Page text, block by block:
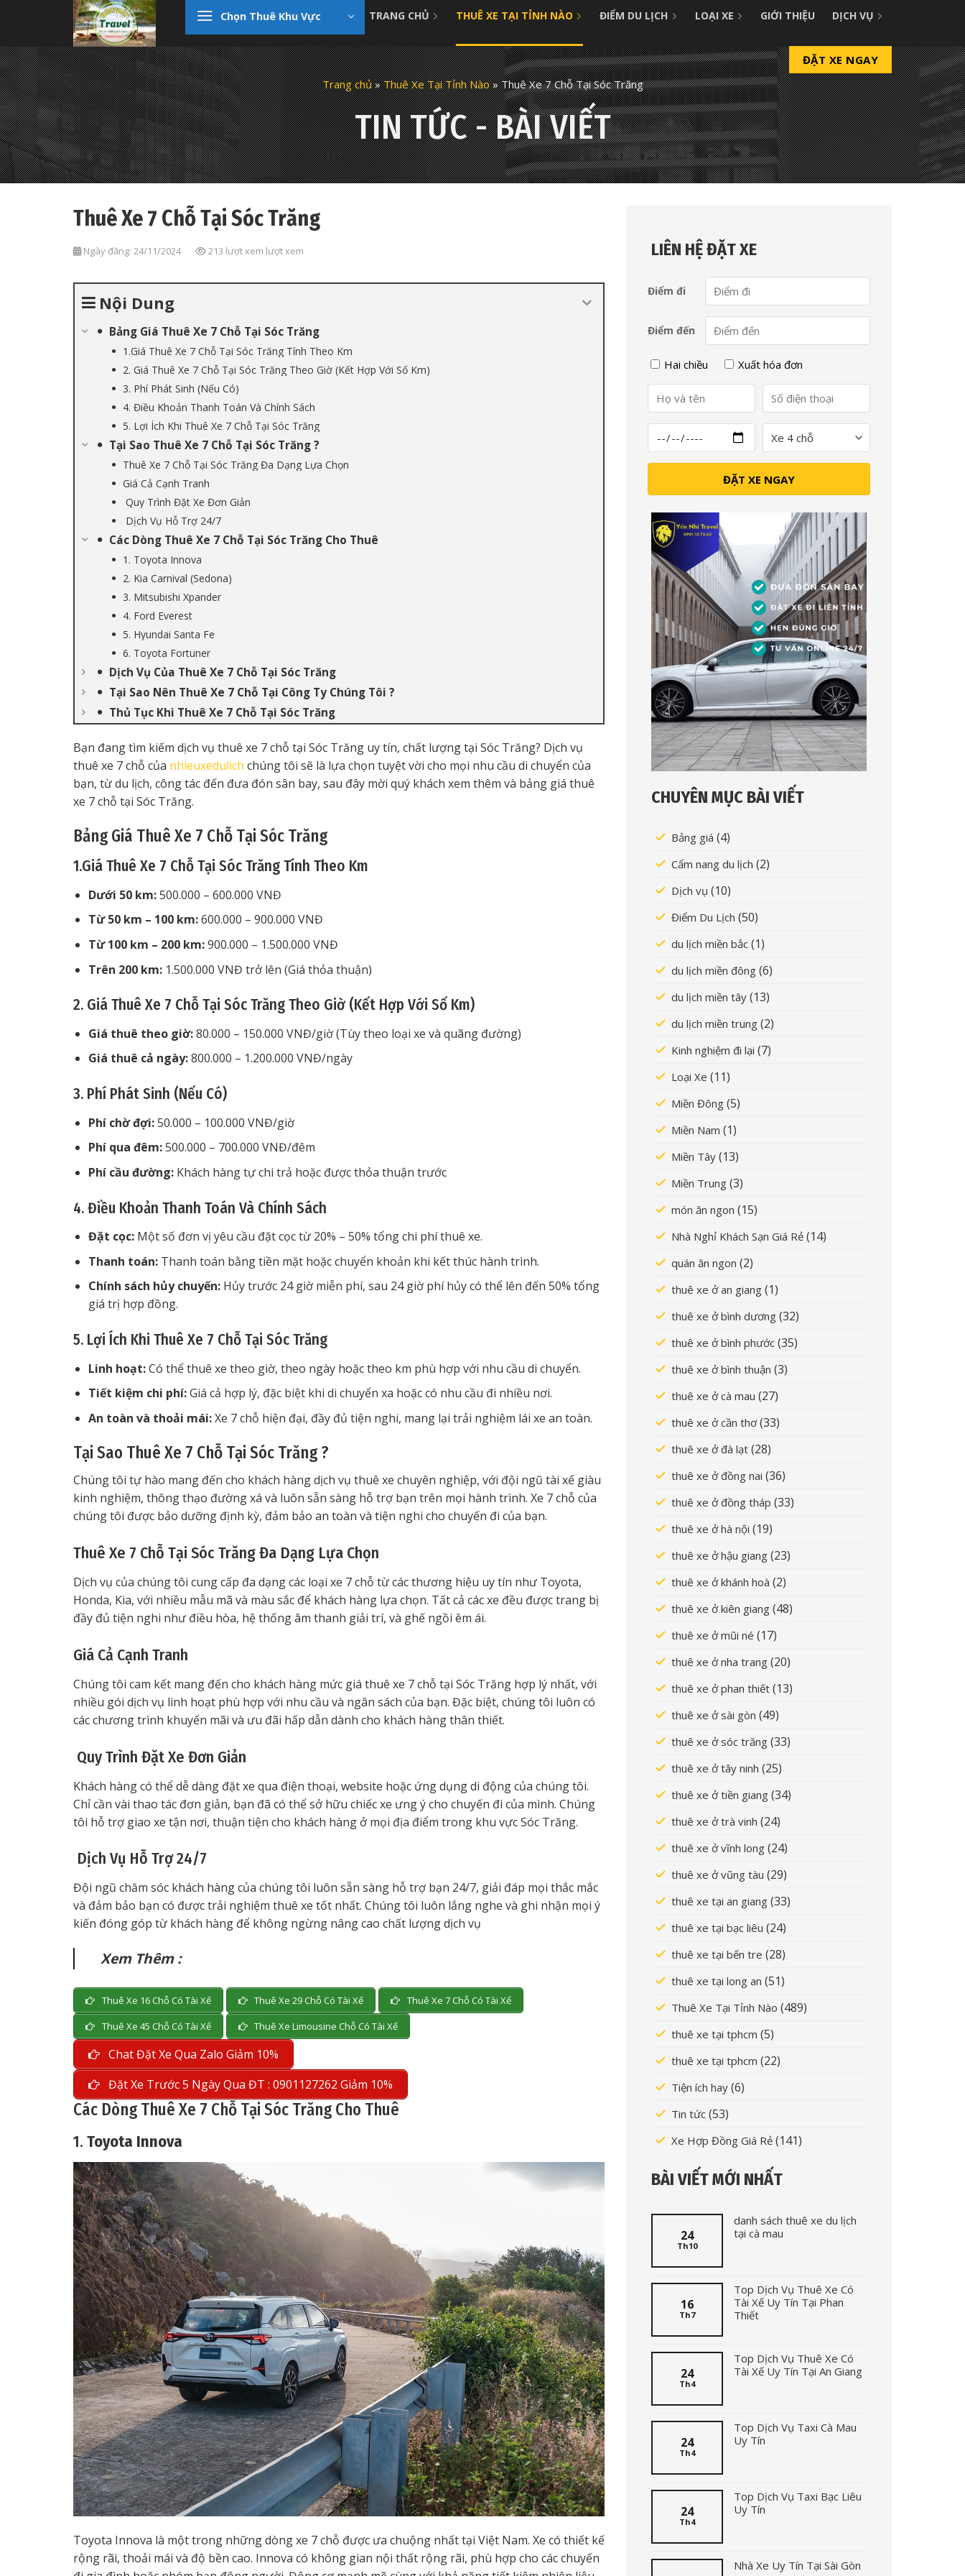
content
Chọn Thuê Khu Vực TRANG CHỦ THUÊ XE TẠI TỈNH NÀO ĐIỂM DU LỊCH LOẠI XE GIỚI THIỆU DỊCH VỤ
ĐẶT XE NGAY
Trang chủ»Thuê Xe Tại Tỉnh Nào»Thuê Xe 7 Chỗ Tại Sóc Trăng
TIN TỨC - BÀI VIẾT
Thuê Xe 7 Chỗ Tại Sóc Trăng
Ngày đăng: 24/11/2024 213 lượt xem lượt xem
Nội Dung
Bảng Giá Thuê Xe 7 Chỗ Tại Sóc Trăng
1.Giá Thuê Xe 7 Chỗ Tại Sóc Trăng Tính Theo Km
2. Giá Thuê Xe 7 Chỗ Tại Sóc Trăng Theo Giờ (Kết Hợp Với Số Km)
3. Phí Phát Sinh (Nếu Có)
4. Điều Khoản Thanh Toán Và Chính Sách
5. Lợi Ích Khi Thuê Xe 7 Chỗ Tại Sóc Trăng
Tại Sao Thuê Xe 7 Chỗ Tại Sóc Trăng ?
Thuê Xe 7 Chỗ Tại Sóc Trăng Đa Dạng Lựa Chọn
Giá Cả Cạnh Tranh
Quy Trình Đặt Xe Đơn Giản
Dịch Vụ Hỗ Trợ 24/7
Các Dòng Thuê Xe 7 Chỗ Tại Sóc Trăng Cho Thuê
1. Toyota Innova
2. Kia Carnival (Sedona)
3. Mitsubishi Xpander
4. Ford Everest
5. Hyundai Santa Fe
6. Toyota Fortuner
Dịch Vụ Của Thuê Xe 7 Chỗ Tại Sóc Trăng
Tại Sao Nên Thuê Xe 7 Chỗ Tại Công Ty Chúng Tôi ?
Thủ Tục Khi Thuê Xe 7 Chỗ Tại Sóc Trăng
Bạn đang tìm kiếm dịch vụ thuê xe 7 chỗ tại Sóc Trăng uy tín, chất lượng tại Sóc Trăng? Dịch vụ
thuê xe 7 chỗ của nhieuxedulich chúng tôi sẽ là lựa chọn tuyệt vời cho mọi nhu cầu di chuyển của
bạn, từ du lịch, công tác đến đưa đón sân bay, sau đây mời quý khách xem thêm và bảng giá thuê
xe 7 chỗ tại Sóc Trăng.
Bảng Giá Thuê Xe 7 Chỗ Tại Sóc Trăng
1.Giá Thuê Xe 7 Chỗ Tại Sóc Trăng Tính Theo Km
Dưới 50 km:500.000 – 600.000 VNĐ
Từ 50 km – 100 km:600.000 – 900.000 VNĐ
Từ 100 km – 200 km:900.000 – 1.500.000 VNĐ
Trên 200 km:1.500.000 VNĐ trở lên (Giá thỏa thuận)
2. Giá Thuê Xe 7 Chỗ Tại Sóc Trăng Theo Giờ (Kết Hợp Với Số Km)
Giá thuê theo giờ:80.000 – 150.000 VNĐ/giờ (Tùy theo loại xe và quãng đường)
Giá thuê cả ngày:800.000 – 1.200.000 VNĐ/ngày
3. Phí Phát Sinh (Nếu Có)
Phí chờ đợi:50.000 – 100.000 VNĐ/giờ
Phí qua đêm:500.000 – 700.000 VNĐ/đêm
Phí cầu đường:Khách hàng tự chi trả hoặc được thỏa thuận trước
4. Điều Khoản Thanh Toán Và Chính Sách
Đặt cọc:Một số đơn vị yêu cầu đặt cọc từ 20% – 50% tổng chi phí thuê xe.
Thanh toán:Thanh toán bằng tiền mặt hoặc chuyển khoản khi kết thúc hành trình.
Chính sách hủy chuyến:Hủy trước 24 giờ miễn phí, sau 24 giờ phí hủy có thể lên đến 50% tổng
giá trị hợp đồng.
5. Lợi Ích Khi Thuê Xe 7 Chỗ Tại Sóc Trăng
Linh hoạt:Có thể thuê xe theo giờ, theo ngày hoặc theo km phù hợp với nhu cầu di chuyển.
Tiết kiệm chi phí:Giá cả hợp lý, đặc biệt khi di chuyển xa hoặc có nhu cầu đi nhiều nơi.
An toàn và thoải mái:Xe 7 chỗ hiện đại, đầy đủ tiện nghi, mang lại trải nghiệm lái xe an toàn.
Tại Sao Thuê Xe 7 Chỗ Tại Sóc Trăng ?
Chúng tôi tự hào mang đến cho khách hàng dịch vụ thuê xe chuyên nghiệp, với đội ngũ tài xế giàu
kinh nghiệm, thông thạo đường xá và luôn sẵn sàng hỗ trợ bạn trên mọi hành trình. Xe 7 chỗ của
chúng tôi được bảo dưỡng định kỳ, đảm bảo an toàn và tiện nghi cho chuyến đi của bạn.
Thuê Xe 7 Chỗ Tại Sóc Trăng Đa Dạng Lựa Chọn
Dịch vụ của chúng tôi cung cấp đa dạng các loại xe 7 chỗ từ các thương hiệu uy tín như Toyota,
Honda, Kia, với nhiều mẫu mã và màu sắc để khách hàng lựa chọn. Tất cả các xe đều được trang bị
đầy đủ tiện nghi như điều hòa, hệ thống âm thanh giải trí, và ghế ngồi êm ái.
Giá Cả Cạnh Tranh
Chúng tôi cam kết mang đến cho khách hàng mức giá thuê xe 7 chỗ tại Sóc Trăng hợp lý nhất, với
nhiều gói dịch vụ linh hoạt phù hợp với nhu cầu và ngân sách của bạn. Đặc biệt, chúng tôi luôn có
các chương trình khuyến mãi và ưu đãi hấp dẫn dành cho khách hàng thân thiết.
Quy Trình Đặt Xe Đơn Giản
Khách hàng có thể dễ dàng đặt xe qua điện thoại, website hoặc ứng dụng di động của chúng tôi.
Chỉ cần vài thao tác đơn giản, bạn đã có thể sở hữu chiếc xe ưng ý cho chuyến đi của mình. Chúng
tôi hỗ trợ giao xe tận nơi, thuận tiện cho khách hàng ở mọi địa điểm trong khu vực Sóc Trăng.
Dịch Vụ Hỗ Trợ 24/7
Đội ngũ chăm sóc khách hàng của chúng tôi luôn sẵn sàng hỗ trợ bạn 24/7, giải đáp mọi thắc mắc
và đảm bảo bạn có được trải nghiệm thuê xe tốt nhất. Chúng tôi luôn lắng nghe và ghi nhận mọi ý
kiến đóng góp từ khách hàng để không ngừng nâng cao chất lượng dịch vụ
Xem Thêm :
Thuê Xe 16 Chỗ Có Tài Xế Thuê Xe 29 Chỗ Có Tài Xế
Thuê Xe 7 Chỗ Có Tài Xế
Thuê Xe 45 Chỗ Có Tài Xế
Thuê Xe Limousine Chỗ Có Tài Xế
Chat Đặt Xe Qua Zalo Giảm 10%
Đặt Xe Trước 5 Ngày Qua ĐT : 0901127262 Giảm 10%
Các Dòng Thuê Xe 7 Chỗ Tại Sóc Trăng Cho Thuê
1. Toyota Innova
Toyota Innova là một trong những dòng xe 7 chỗ được ưa chuộng nhất tại Việt Nam. Xe có thiết kế
rộng rãi, thoải mái và độ bền cao. Innova có không gian nội thất rộng rãi, phù hợp cho các chuyến
LIÊN HỆ ĐẶT XE
Điểm đi
Điểm đến
Hai chiều Xuất hóa đơn
CHUYÊN MỤC BÀI VIẾT
Bảng giá (4)
Cẩm nang du lịch (2)
Dịch vụ (10)
Điểm Du Lịch (50)
du lịch miền bắc (1)
du lịch miền đông (6)
du lịch miền tây (13)
du lịch miền trung (2)
Kinh nghiệm đi lại (7)
Loại Xe (11)
Miền Đông (5)
Miền Nam (1)
Miền Tây (13)
Miền Trung (3)
món ăn ngon (15)
Nhà Nghỉ Khách Sạn Giá Rẻ (14)
quán ăn ngon (2)
thuê xe ở an giang (1)
thuê xe ở bình dương (32)
thuê xe ở bình phước (35)
thuê xe ở bình thuận (3)
thuê xe ở cà mau (27)
thuê xe ở cần thơ(33)
thuê xe ở đà lạt (28)
thuê xe ở đồng nai (36)
thuê xe ở đồng tháp (33)
thuê xe ở hà nội (19)
thuê xe ở hậu giang (23)
thuê xe ở khánh hoà (2)
thuê xe ở kiên giang (48)
thuê xe ở mũi né (17)
thuê xe ở nha trang (20)
thuê xe ở phan thiết (13)
thuê xe ở sài gòn (49)
thuê xe ở sóc trăng (33)
thuê xe ở tây ninh (25)
thuê xe ở tiền giang (34)
thuê xe ở trà vinh (24)
thuê xe ở vĩnh long (24)
thuê xe ở vũng tàu (29)
thuê xe tại an giang (33)
thuê xe tại bạc liêu (24)
thuê xe tại bến tre (28)
thuê xe tại long an (51)
Thuê Xe Tại Tỉnh Nào (489)
thuê xe tại tphcm (5)
thuê xe tại tphcm (22)
Tiện ích hay (6)
Tin tức (53)
Xe Hợp Đồng Giá Rẻ (141)
BÀI VIẾT MỚI NHẤT
24
Th10
danh sách thuê xe du lịch
tại cà mau
16
Th7
Top Dịch Vụ Thuê Xe Có
Tài Xế Uy Tín Tại Phan
Thiết
24
Th4
Top Dịch Vụ Thuê Xe Có
Tài Xế Uy Tín Tại An Giang
24
Th4
Top Dịch Vụ Taxi Cà Mau
Uy Tín
24
Th4
Top Dịch Vụ Taxi Bạc Liêu
Uy Tín
Nhà Xe Uy Tín Tại Sài Gòn